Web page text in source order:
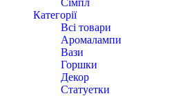
Сімпл
Категорії
Всі товари
Аромалампи
Вази
Горшки
Декор
Статуетки